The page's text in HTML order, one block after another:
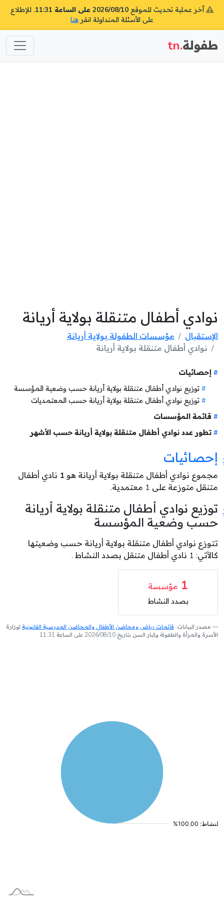
آخر عملية تحديث للموقع 2026/08/10 على الساعة 11:31
. للإطلاع
على الأسئلة المتداولة انقر هنا
طفولة.tn
نوادي أطفال متنقلة بولاية أريانة
الإستقبال
مؤسسات الطفولة بولاية أريانة
نوادي أطفال متنقلة بولاية أريانة
إحصائيات
توزيع نوادي أطفال متنقلة بولاية أريانة حسب وضعية المؤسسة
توزيع نوادي أطفال متنقلة بولاية أريانة حسب المعتمديات
قائمة المؤسسات
تطور عدد نوادي أطفال متنقلة بولاية أريانة حسب الأشهر
إحصائيات
مجموع نوادي أطفال متنقلة بولاية أريانة هو 1 نادي أطفال
متنقل متوزعة على 1 معتمدية.
توزيع نوادي أطفال متنقلة بولاية أريانة
حسب وضعية المؤسسة
تتوزع نوادي أطفال متنقلة بولاية أريانة حسب وضعيتها
كالآتي: 1 نادي أطفال متنقل بصدد النشاط .
1 مؤسسة
بصدد النشاط
مصدر البيانات: قائمات رياض ومحاضن الأطفال والمحاضن المدرسية القانونية لوزارة
الأسرة والمرأة والطفولة وكبار السن بتاريخ 2026/08/10 على الساعة 11:31